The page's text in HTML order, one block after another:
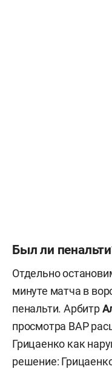
Был ли
Отдельно
минуте матча в
пенальти. Арбитр
просмотра ВАР
Грицаенко как
решение: